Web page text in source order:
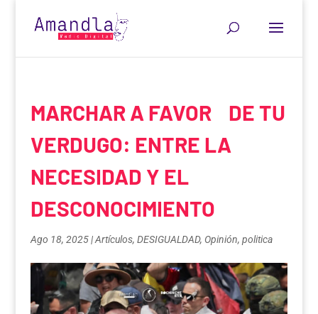
MARCHAR A FAVOR DE TU
VERDUGO: ENTRE LA
NECESIDAD Y EL
DESCONOCIMIENTO
Ago 18, 2025|Artículos, DESIGUALDAD, Opinión, politica